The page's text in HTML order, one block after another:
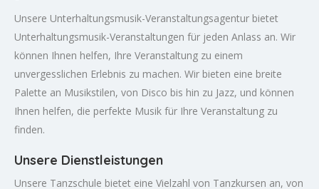
Unsere Unterhaltungsmusik-Veranstaltungsagentur bietet
Unterhaltungsmusik-Veranstaltungen für jeden Anlass an. Wir
können Ihnen helfen, Ihre Veranstaltung zu einem
unvergesslichen Erlebnis zu machen. Wir bieten eine breite
Palette an Musikstilen, von Disco bis hin zu Jazz, und können
Ihnen helfen, die perfekte Musik für Ihre Veranstaltung zu
finden.
Unsere Dienstleistungen
Unsere Tanzschule bietet eine Vielzahl von Tanzkursen an, von